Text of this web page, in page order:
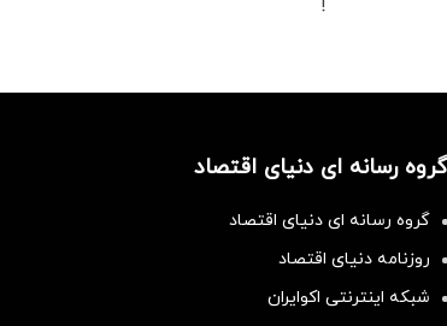
!
گروه رسانه ای دنیای اقتصاد
گروه رسانه ای دنیای اقتصاد
روزنامه دنیای اقتصاد
شبکه اینترنتی اکوایران